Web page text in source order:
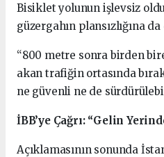
Bisiklet yolunun işlevsiz
güzergahın plansızlığına
“800 metre sonra birden
akan trafiğin ortasında
ne güvenli ne de
İBB’ye Çağrı: “Gelin
Açıklamasının sonunda